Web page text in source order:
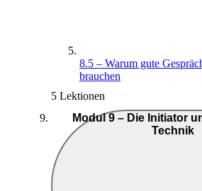
8.5 – Warum gute
brauchen
5 Lektionen
Modul 9 – Die Initiator
Technik